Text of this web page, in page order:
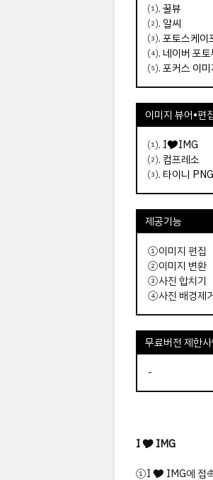
⑴.꿀뷰
⑵.알씨
⑶.포토스케이
⑷. 네이버 포
⑸.포커스 이
이미지 뷰어•편
⑴. I🎔IMG
⑵. 컴프레소
⑶. 타이니 PNG
제공기능
①이미지 편집
②이미지 변환
③사진 합치기
④사진 배경제
무료버전 제한
-
I 🎔 IMG
①I 🎔 IMG에 접속